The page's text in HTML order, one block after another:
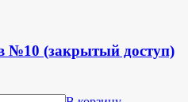
№10 (закрытый доступ)